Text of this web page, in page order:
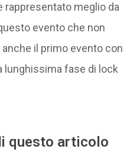
rappresentato meglio da
evento che non
il primo evento con
lunghissima fase di lock
questo articolo